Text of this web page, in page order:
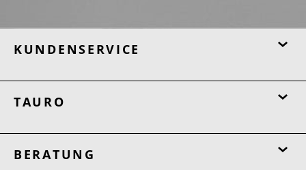
KUNDENSERVICE
TAURO
BERATUNG